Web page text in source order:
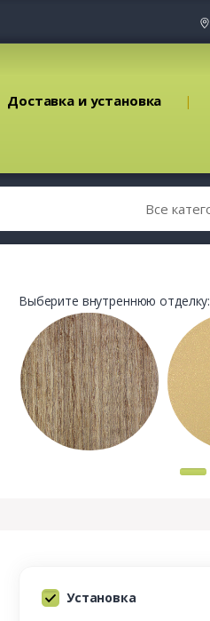
Доставка и установка
Выберите внутреннюю отделку:
Установка